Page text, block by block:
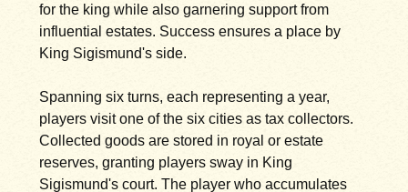
for the king while also garnering support from
influential estates. Success ensures a place by
King Sigismund's side.
Spanning six turns, each representing a year,
players visit one of the six cities as tax collectors.
Collected goods are stored in royal or estate
reserves, granting players sway in King
Sigismund's court. The player who accumulates